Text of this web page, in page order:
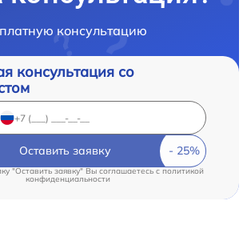
консультацию
консультация со
Оставить заявку
"Оставить заявку" Вы соглашаетесь cполитикой
конфиденциальности